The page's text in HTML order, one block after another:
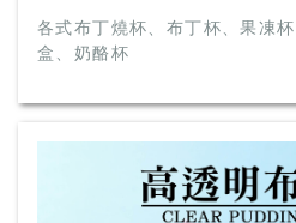
各式布丁燒杯、布丁杯、果凍
盒、奶酪杯